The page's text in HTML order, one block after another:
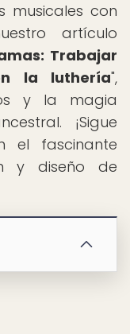
musicales con
artículo
Trabajar
la luthería",
y la magia
¡Sigue
el fascinante
y diseño de